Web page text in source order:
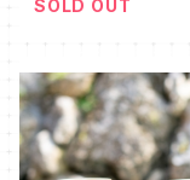
SOLD OUT